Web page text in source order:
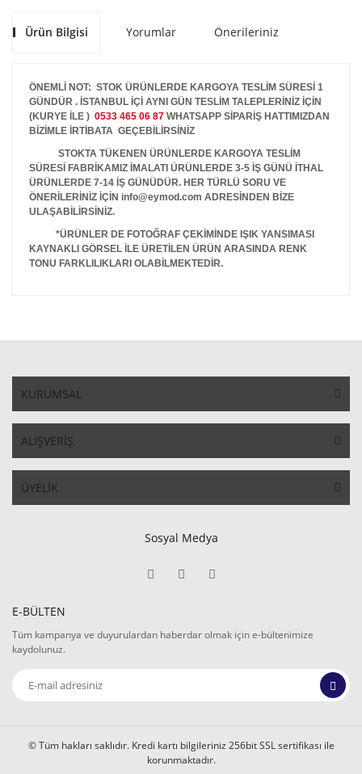
Ürün Bilgisi Yorumlar Önerileriniz
ÖNEMLİ NOT: STOK ÜRÜNLERDE KARGOYA TESLİM SÜRESİ 1
GÜNDÜR . İSTANBUL İÇİ AYNI GÜN TESLİM TALEPLERİNİZ İÇİN
(KURYE İLE ) 0533 465 06 87 WHATSAPP SİPARİŞ HATTIMIZDAN
BİZİMLE İRTİBATA GEÇEBİLİRSİNİZ
STOKTA TÜKENEN ÜRÜNLERDE KARGOYA TESLİM
SÜRESİ FABRİKAMIZ İMALATI ÜRÜNLERDE 3-5 İŞ GÜNÜ İTHAL
ÜRÜNLERDE 7-14 İŞ GÜNÜDÜR. HER TÜRLÜ SORU VE
ÖNERİLERİNİZ İÇİN info@eymod.com ADRESİNDEN BİZE
ULAŞABİLİRSİNİZ.
*ÜRÜNLER DE FOTOĞRAF ÇEKİMİNDE IŞIK YANSIMASI
KAYNAKLI GÖRSEL İLE ÜRETİLEN ÜRÜN ARASINDA RENK
TONU FARKLILIKLARI OLABİLMEKTEDİR.
KURUMSAL
ALIŞVERİŞ
ÜYELİK
Sosyal Medya
E-BÜLTEN
Tüm kampanya ve duyurulardan haberdar olmak için e-bültenimize
kaydolunuz.
© Tüm hakları saklıdır. Kredi kartı bilgileriniz 256bit SSL sertifikası ile
korunmaktadır.